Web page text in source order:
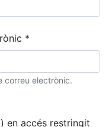
*
correu electrònic.
en accés restringit